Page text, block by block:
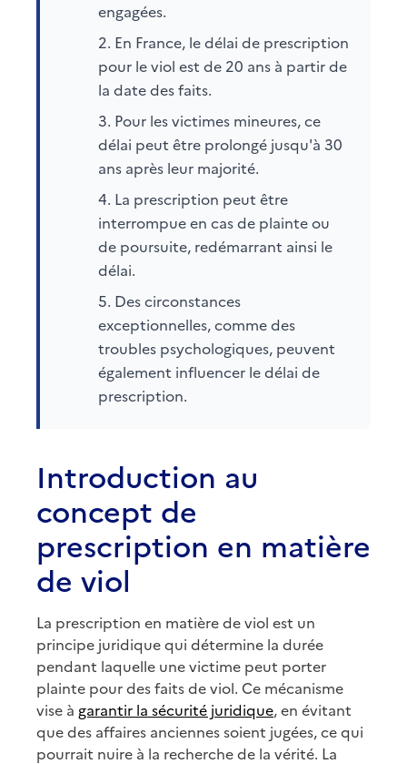
engagées.
En France, le délai de prescription
pour le viol est de 20 ans à partir de
la date des faits.
Pour les victimes mineures, ce
délai peut être prolongé jusqu'à 30
ans après leur majorité.
La prescription peut être
interrompue en cas de plainte ou
de poursuite, redémarrant ainsi le
délai.
Des circonstances
exceptionnelles, comme des
troubles psychologiques, peuvent
également influencer le délai de
prescription.
Introduction au
concept de
prescription en matière
de viol
La prescription en matière de viol est un
principe juridique qui détermine la durée
pendant laquelle une victime peut porter
plainte pour des faits de viol. Ce mécanisme
vise à garantir la sécurité juridique, en évitant
que des affaires anciennes soient jugées, ce qui
pourrait nuire à la recherche de la vérité. La